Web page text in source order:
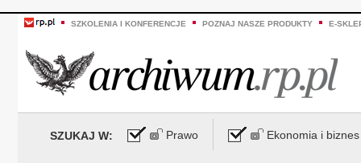
SZKOLENIA I KONFERENCJE POZNAJ NASZE PRODUKTY E-
SZUKAJ W: Prawo Ekonomia i biznes